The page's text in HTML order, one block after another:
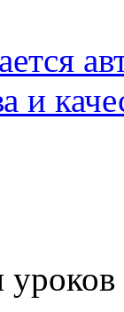
и
уроков